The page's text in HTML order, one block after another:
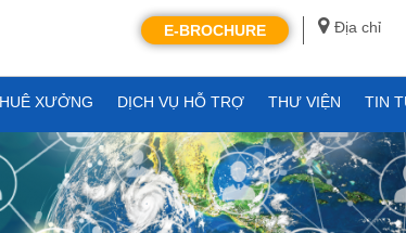
Địa chỉ
E-BROCHURE
XƯỞNG DỊCH VỤ HỖ TRỢ THƯ VIỆN TIN